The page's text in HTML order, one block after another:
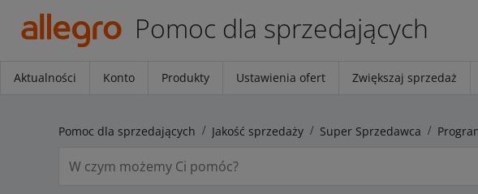
Pomoc dla sprzedających
Aktualności Konto Produkty Ustawienia ofert Zwiększaj sprzedaż
Pomoc dla sprzedających Jakość sprzedaży Super Sprzedawca